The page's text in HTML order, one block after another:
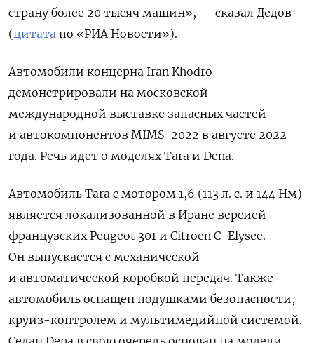
страну более 20 тысяч машин», — сказал Дедов
(цитата по «РИА Новости»).
Автомобили концерна Iran Khodro
демонстрировали на московской
международной выставке запасных частей
и автокомпонентов MIMS-2022 в августе 2022
года. Речь идет о моделях Tara и Dena.
Автомобиль Tara с мотором 1,6 (113 л. с. и 144 Нм)
является локализованной в Иране версией
французских Peugeot 301 и Citroen C-Elysee.
Он выпускается с механической
и автоматической коробкой передач. Также
автомобиль оснащен подушками безопасности,
круиз-контролем и мультимедийной системой.